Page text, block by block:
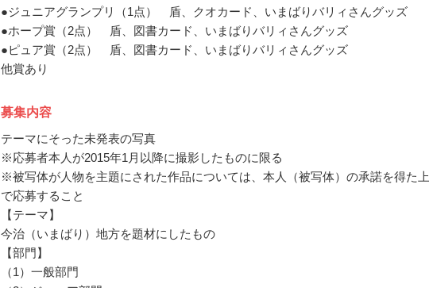
●ジュニアグランプリ（1点） 盾、クオカード、いまばりバリィさんグッズ
●ホープ賞（2点） 盾、図書カード、いまばりバリィさんグッズ
●ピュア賞（2点） 盾、図書カード、いまばりバリィさんグッズ
他賞あり
募集内容
テーマにそった未発表の写真
※応募者本人が2015年1月以降に撮影したものに限る
※被写体が人物を主題にされた作品については、本人（被写体）の承諾を得た上
で応募すること
【テーマ】
今治（いまばり）地方を題材にしたもの
【部門】
（1）一般部門